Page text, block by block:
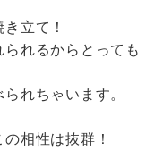
立て！
れるからとっても
れちゃいます。
相性は抜群！